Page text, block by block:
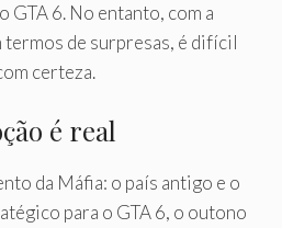
6. No entanto, com a
de surpresas, é difícil
certeza.
é real
da Máfia: o país antigo e o
para o GTA 6, o outono